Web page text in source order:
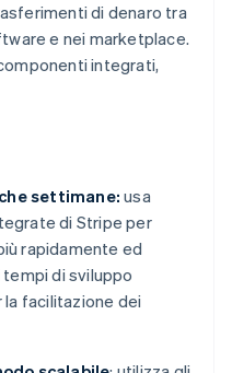
di denaro tra
e nei marketplace.
integrati,
settimane: usa
di Stripe per
rapidamente ed
di sviluppo
facilitazione dei